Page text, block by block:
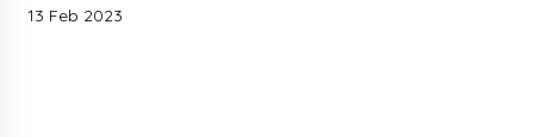
13 Feb 2023